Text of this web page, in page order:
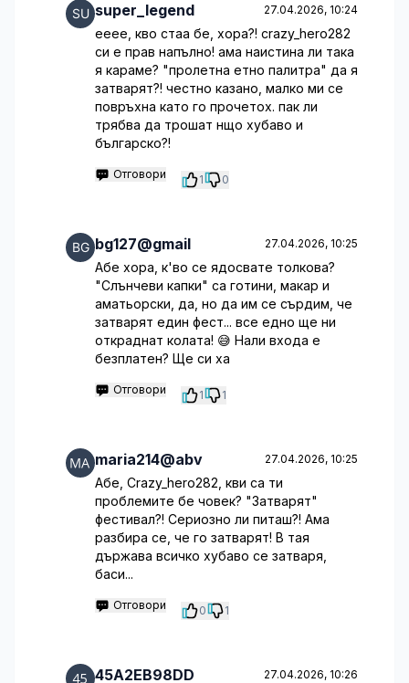
super_legend 27.04.2026, 10:24
ееее, кво стаа бе, хора?! crazy_hero282
си е прав напълно! ама наистина ли така
я караме? "пролетна етно палитра" да я
затварят?! честно казано, малко ми се
повръхна като го прочетох. пак ли
трябва да трошат нщо хубаво и
българско?!
Отговори 1 0
bg127@gmail 27.04.2026, 10:25
Абе хора, к'во се ядосвате толкова?
"Слънчеви капки" са готини, макар и
аматьорски, да, но да им се сърдим, че
затварят един фест... все едно ще ни
откраднат колата! 😅 Нали входа е
безплатен? Ще си ха
Отговори 1 1
maria214@abv 27.04.2026, 10:25
Абе, Crazy_hero282, кви са ти
проблемите бе човек? "Затварят"
фестивал?! Сериозно ли питаш?! Ама
разбира се, че го затварят! В тая
държава всичко хубаво се затваря,
баси...
Отговори 0 1
45A2EB98DD 27.04.2026, 10:26